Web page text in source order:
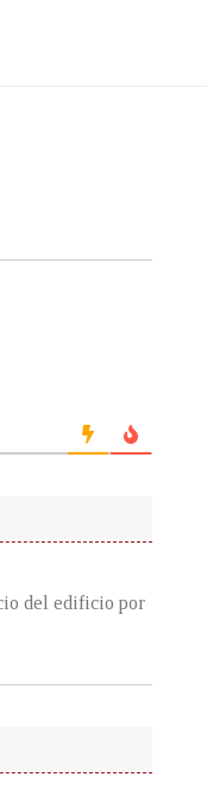
del edificio por